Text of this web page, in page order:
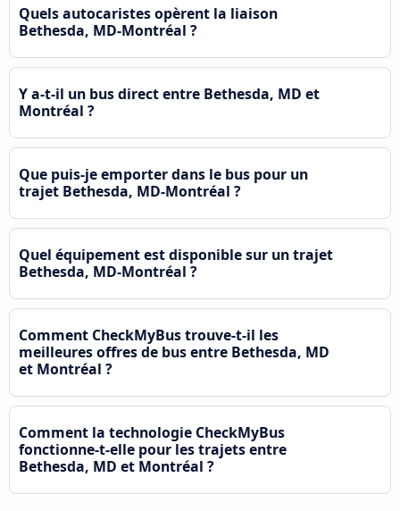
Quels autocaristes opèrent la liaison
Bethesda, MD-Montréal ?
Y a-t-il un bus direct entre Bethesda, MD et
Montréal ?
Que puis-je emporter dans le bus pour un
trajet Bethesda, MD-Montréal ?
Quel équipement est disponible sur un trajet
Bethesda, MD-Montréal ?
Comment CheckMyBus trouve-t-il les
meilleures offres de bus entre Bethesda, MD
et Montréal ?
Comment la technologie CheckMyBus
fonctionne-t-elle pour les trajets entre
Bethesda, MD et Montréal ?